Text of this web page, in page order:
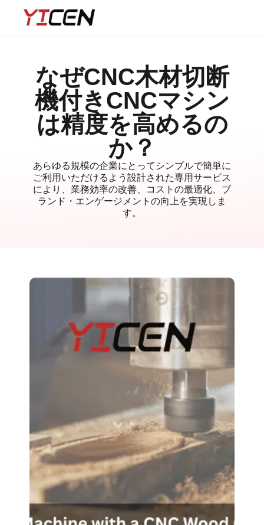
なぜCNC木材切断
機付きCNCマシン
は精度を高めるの
か？
あらゆる規模の企業にとってシンプルで簡単に
ご利用いただけるよう設計された専用サービス
により、業務効率の改善、コストの最適化、ブ
ランド・エンゲージメントの向上を実現しま
す。